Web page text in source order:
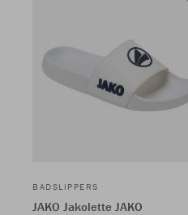
BADSLIPPERS
JAKO Jakolette JAKO